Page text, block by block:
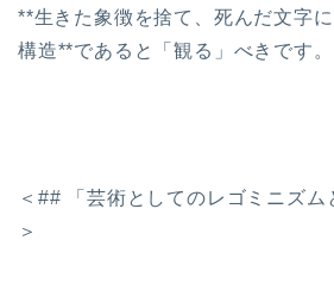
**生きた象徴を捨て、死んだ文字
構造**であると「観る」べきです。
＜## 「芸術としてのレゴミニズム
＞